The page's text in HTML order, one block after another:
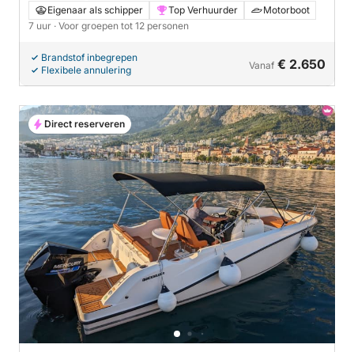
EtnaEigenaar als schipper Top Verhuurder
Motorboot
7 uur · Voor groepen tot 12 personen
Brandstof inbegrepen
Flexibele annulering
Vanaf € 2.650
Direct reserveren